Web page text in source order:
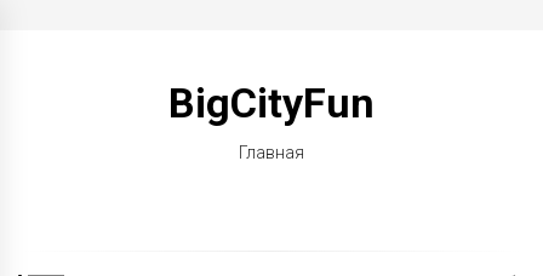
BigCityFun
Главная